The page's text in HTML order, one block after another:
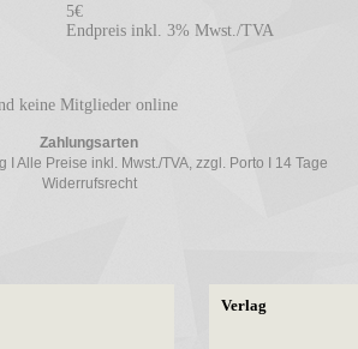
5€
Endpreis inkl. 3% Mwst./TVA
keine Mitglieder online
Zahlungsarten
I Alle Preise inkl. Mwst./TVA, zzgl. Porto I 14 Tage
Widerrufsrecht
Verlag